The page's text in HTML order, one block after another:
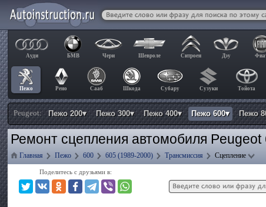
Ауди БМВ Чери Шевроле Ситроен Дэу
Пежо Рено Сааб Шкода Субару Сузуки Тойота
Peugeot: Пежо 200▾ Пежо 300▾ Пежо 400▾ Пежо 600▾ Пежо
Ремонт сцепления автомобиля Peugeot
Главная Пежо 600 605 (1989-2000) Трансмиссия Сцепление
Поделитесь с друзьями в: